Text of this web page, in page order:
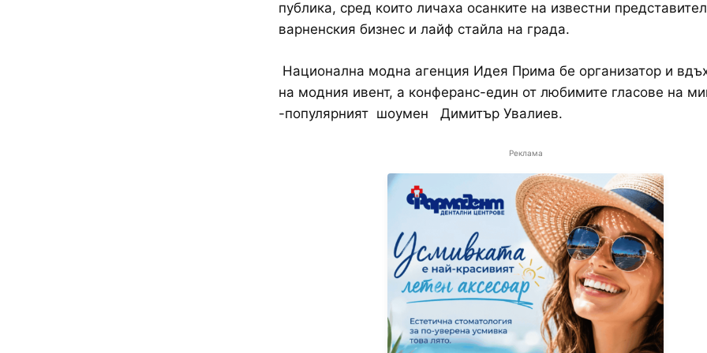
публика, сред които личаха осанките на известни
варненския бизнес и лайф стайла на града.
Национална модна агенция Идея Прима бе организатор и
на модния ивент, а конферанс-един от любимите гласове на
-популярният шоумен Димитър Увалиев.
Реклама